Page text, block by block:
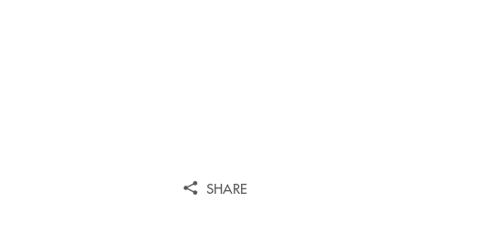
SHARE